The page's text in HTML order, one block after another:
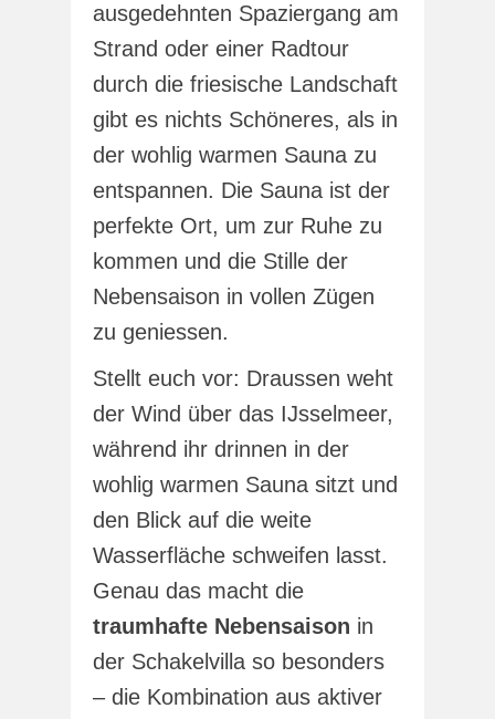
ausgedehnten Spaziergang am
Strand oder einer Radtour
durch die friesische Landschaft
gibt es nichts Schöneres, als in
der wohlig warmen Sauna zu
entspannen. Die Sauna ist der
perfekte Ort, um zur Ruhe zu
kommen und die Stille der
Nebensaison in vollen Zügen
zu geniessen.
Stellt euch vor: Draussen weht
der Wind über das IJsselmeer,
während ihr drinnen in der
wohlig warmen Sauna sitzt und
den Blick auf die weite
Wasserfläche schweifen lasst.
Genau das macht die
traumhafte Nebensaison in
der Schakelvilla so besonders
– die Kombination aus aktiver